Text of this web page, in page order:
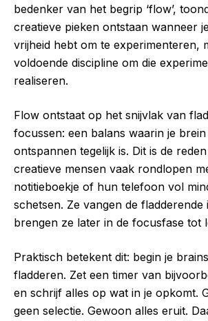
bedenker van het begrip ‘flow’,
creatieve pieken ontstaan wanneer
vrijheid hebt om te experimenteren,
voldoende discipline om die
realiseren.
Flow ontstaat op het snijvlak van
focussen: een balans waarin je
ontspannen tegelijk is. Dit is de
creatieve mensen vaak rondlopen
notitieboekje of hun telefoon vol
schetsen. Ze vangen de fladderende
brengen ze later in de focusfase tot
Praktisch betekent dit: begin je
fladderen. Zet een timer van
en schrijf alles op wat in je opkomt.
geen selectie. Gewoon alles eruit.